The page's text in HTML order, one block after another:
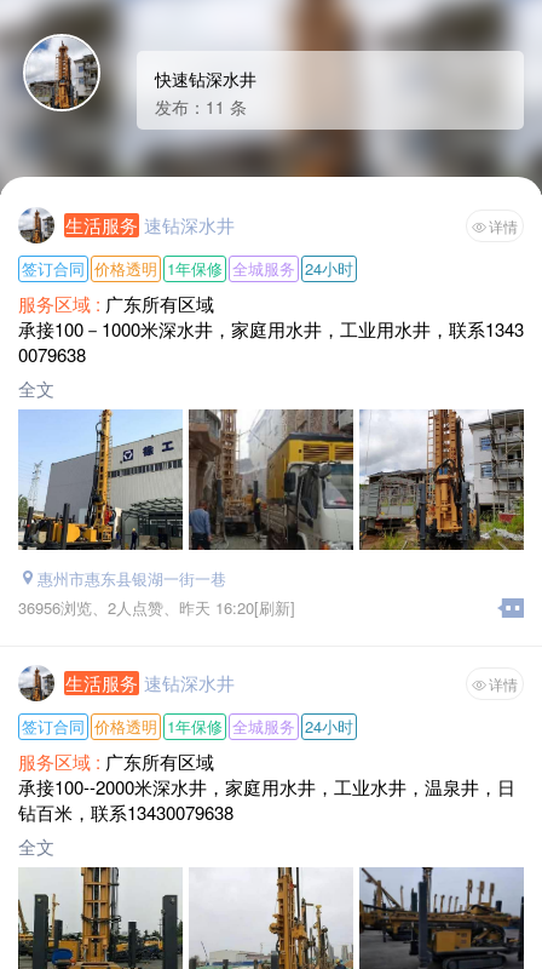
快速钻深水井
发布：11 条
生活服务 速钻深水井 详情
签订合同 价格透明 1年保修 全城服务 24小时
服务区域 : 广东所有区域
承接100－1000米深水井，家庭用水井，工业用水井，联系1343
0079638
全文
惠州市惠东县银湖一街一巷
36956浏览、 2人点赞、 昨天 16:20[刷新]
生活服务 速钻深水井 详情
签订合同 价格透明 1年保修 全城服务 24小时
服务区域 : 广东所有区域
承接100--2000米深水井，家庭用水井，工业水井，温泉井，日
钻百米，联系13430079638
全文